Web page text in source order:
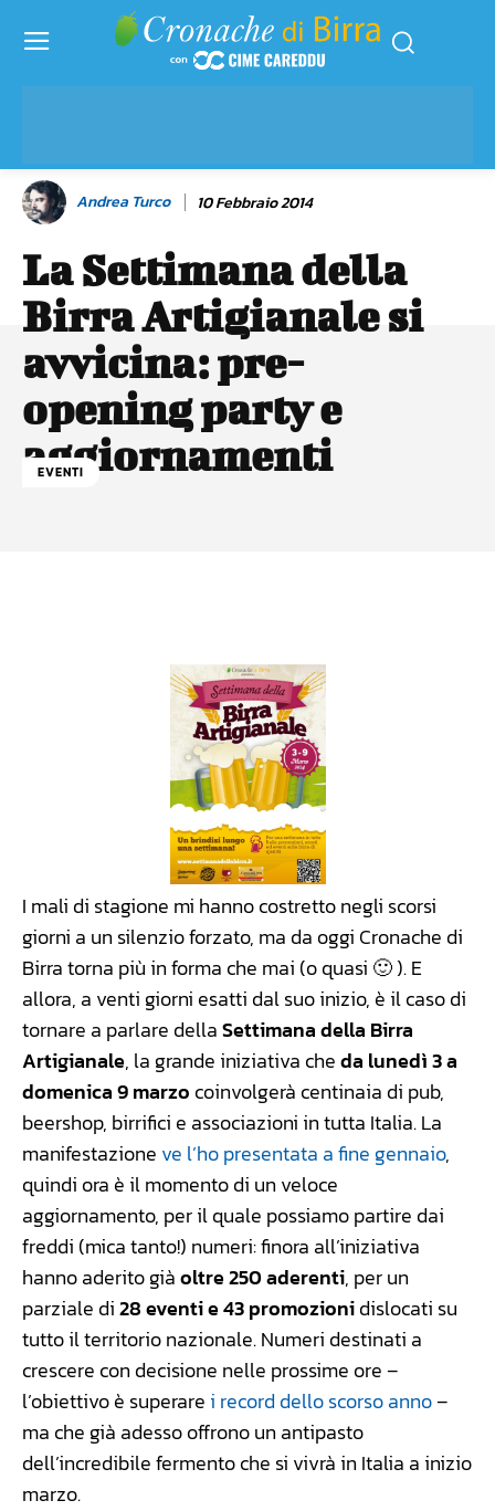
Andrea Turco 10 Febbraio 2014
La Settimana della
Birra Artigianale si
avvicina: pre-
opening party e
aggiornamenti
EVENTI
I mali di stagione mi hanno costretto negli scorsi
giorni a un silenzio forzato, ma da oggi Cronache di
Birra torna più in forma che mai (o quasi 🙂 ). E
allora, a venti giorni esatti dal suo inizio, è il caso di
tornare a parlare dellaSettimana della Birra
Artigianale, la grande iniziativa cheda lunedì 3 a
domenica 9 marzo coinvolgerà centinaia di pub,
beershop, birrifici e associazioni in tutta Italia. La
manifestazione ve l’ho presentata a fine gennaio,
quindi ora è il momento di un veloce
aggiornamento, per il quale possiamo partire dai
freddi (mica tanto!) numeri: finora all’iniziativa
hanno aderito giàoltre 250 aderenti, per un
parziale di28 eventi e 43 promozionidislocati su
tutto il territorio nazionale. Numeri destinati a
crescere con decisione nelle prossime ore –
l’obiettivo è superare i record dello scorso anno–
ma che già adesso offrono un antipasto
dell’incredibile fermento che si vivrà in Italia a inizio
marzo.